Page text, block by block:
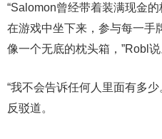
“Salomon曾经带着装满现金
在游戏中坐下来，参与每一手
像一个无底的枕头箱，”Robl说
“我不会告诉任何人里面有多
反驳道。